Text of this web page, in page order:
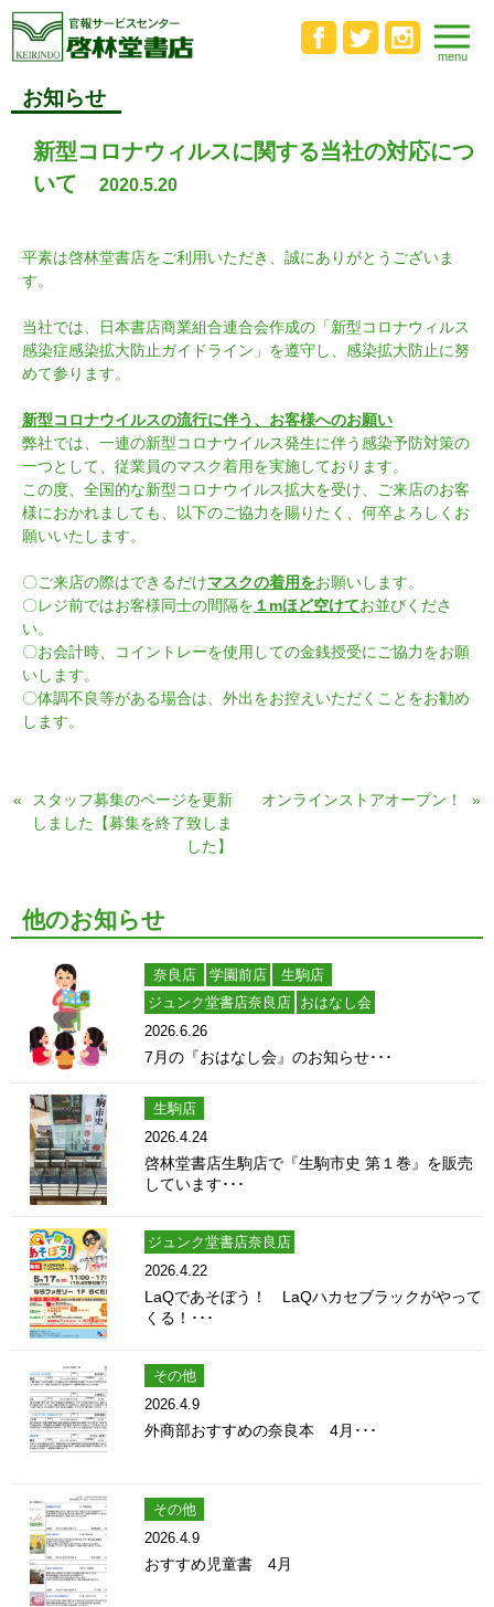
お知らせ
新型コロナウィルスに関する当社の対応につ
いて
2020.5.20
平素は啓林堂書店をご利用いただき、誠にありがとうございま
す。
当社では、日本書店商業組合連合会作成の「新型コロナウィルス
感染症感染拡大防止ガイドライン」を遵守し、感染拡大防止に努
めて参ります。
新型コロナウイルスの流行に伴う、お客様へのお願い
弊社では、一連の新型コロナウイルス発生に伴う感染予防対策の
一つとして、従業員のマスク着用を実施しております。
この度、全国的な新型コロナウイルス拡大を受け、ご来店のお客
様におかれましても、以下のご協力を賜りたく、何卒よろしくお
願いいたします。
〇ご来店の際はできるだけマスクの着用をお願いします。
〇レジ前ではお客様同士の間隔を １mほど空けてお並びくださ
い。
〇お会計時、コイントレーを使用しての金銭授受にご協力をお願
いします。
〇体調不良等がある場合は、外出をお控えいただくことをお勧め
します。
«
スタッフ募集のページを更新
しました【募集を終了致しま
した】
オンラインストアオープン！ »
他のお知らせ
奈良店 学園前店
生駒店
ジュンク堂書店奈良店 おはなし会
2026.6.26
7月の『おはなし会』のお知らせ･･･
生駒店
2026.4.24
啓林堂書店生駒店で『生駒市史 第１巻』を販売
しています･･･
ジュンク堂書店奈良店
2026.4.22
LaQであそぼう！ LaQハカセブラックがやって
くる！･･･
その他
2026.4.9
外商部おすすめの奈良本 4月･･･
その他
2026.4.9
おすすめ児童書 4月